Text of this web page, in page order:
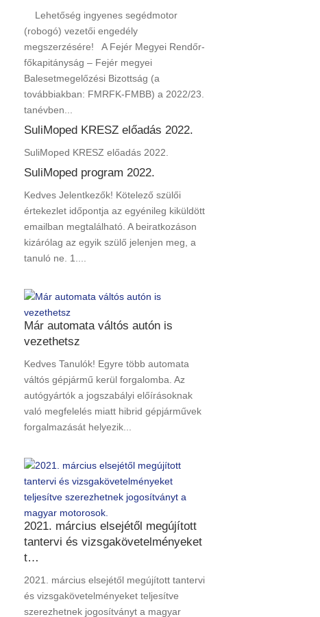
Lehetőség ingyenes segédmotor
(robogó) vezetői engedély
megszerzésére! A Fejér Megyei Rendőr-
főkapitányság – Fejér megyei
Balesetmegelőzési Bizottság (a
továbbiakban: FMRFK-FMBB) a 2022/23.
tanévben...
SuliMoped KRESZ előadás 2022.
SuliMoped KRESZ előadás 2022.
SuliMoped program 2022.
Kedves Jelentkezők! Kötelező szülői
értekezlet időpontja az egyénileg kiküldött
emailban megtalálható. A beiratkozáson
kizárólag az egyik szülő jelenjen meg, a
tanuló ne. 1....
Már automata váltós autón is
vezethetsz
Kedves Tanulók! Egyre több automata
váltós gépjármű kerül forgalomba. Az
autógyártók a jogszabályi előírásoknak
való megfelelés miatt hibrid gépjárművek
forgalmazását helyezik...
2021. március elsejétől megújított
tantervi és vizsgakövetelményeket
t…
2021. március elsejétől megújított tantervi
és vizsgakövetelményeket teljesítve
szerezhetnek jogosítványt a magyar